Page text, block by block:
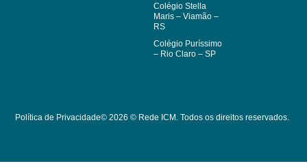
Colégio Stella
Maris – Viamão –
RS
Colégio Puríssimo
– Rio Claro – SP
Política de Privacidade© 2026 © Rede ICM. Todos os direitos reservados.